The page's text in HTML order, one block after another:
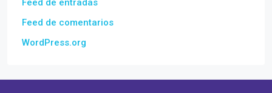
Feed de entradas
Feed de comentarios
WordPress.org